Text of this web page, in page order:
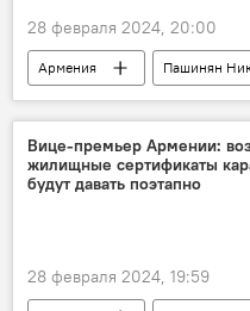
28 февраля 2024, 20:00
Армения
Пашинян
Мхитар Айрапетян
Политика
Вице-премьер Армении:
жилищные сертификаты
будут давать поэтапно
28 февраля 2024, 19:59